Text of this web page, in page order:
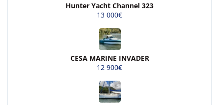
Hunter Yacht Channel 323
13 000€
CESA MARINE INVADER
12 900€